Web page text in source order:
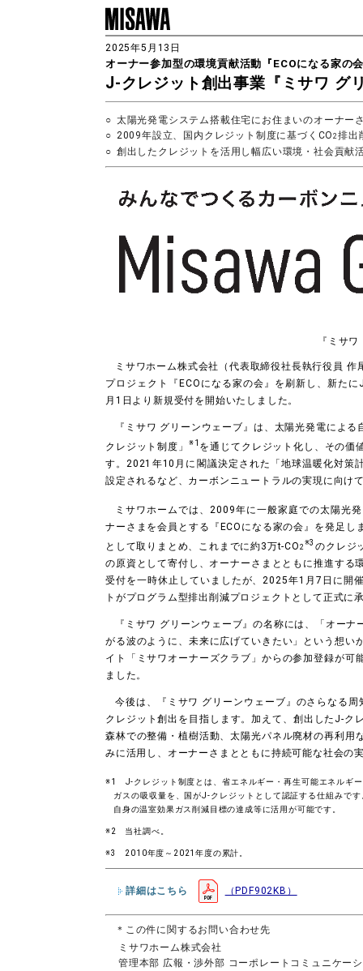
2025年5月13日
オーナー参加型の環境貢献活動『ECOになる家の
J-クレジット創出事業『ミサワ グ
太陽光発電システム搭載住宅にお住まいのオーナー
2009年設立、国内クレジット制度に基づくCO2排出
創出したクレジットを活用し幅広い環境・社会貢献
『ミサ
ミサワホーム株式会社（代表取締役社長執行役員
プロジェクト『ECOになる家の会』を刷新し、新た
月1日より新規受付を開始いたしました。
『ミサワ グリーンウェーブ』は、太陽光発電によ
クレジット制度」
※1 を通じてクレジット化し、その価
す。2021年10月に閣議決定された「地球温暖化対
設定されるなど、カーボンニュートラルの実現に向け
ミサワホームでは、2009年に一般家庭での太陽光
ナーさまを会員とする『ECOになる家の会』を発足し
として取りまとめ、これまでに約3万t-CO 2 ※3 のクレジ
の原資として寄付し、オーナーさまとともに推進す
受付を一時休止していましたが、2025年1月7日に開
トがプログラム型排出削減プロジェクトとして正式
『ミサワ グリーンウェーブ』の名称には、「オー
がる波のように、未来に広げていきたい」という想
イト「ミサワオーナーズクラブ」からの参加登録が
ました。
今後は、『ミサワ グリーンウェーブ』のさらなる
クレジット創出を目指します。加えて、創出したJ-ク
森林での整備・植樹活動、太陽光パネル廃材の再利
みに活用し、オーナーさまとともに持続可能な社会の
1 J-クレジット制度とは、省エネルギー・再生可能エネルギ
ガスの吸収量を、国がJ-クレジットとして認証する仕組みで
自身の温室効果ガス削減目標の達成等に活用が可能です。
2 当社調べ。
3 2010年度～2021年度の累計。
詳細はこちら （PDF902KB）
＊この件に関するお問い合わせ先
ミサワホーム株式会社
管理本部 広報・渉外部 コーポレートコミュニケー